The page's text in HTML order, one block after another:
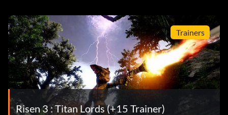
Trainers
Risen 3 : Titan Lords (+15 Trainer)